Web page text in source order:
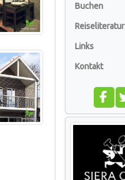
Buchen
Reiseliteratur
Links
Kontakt